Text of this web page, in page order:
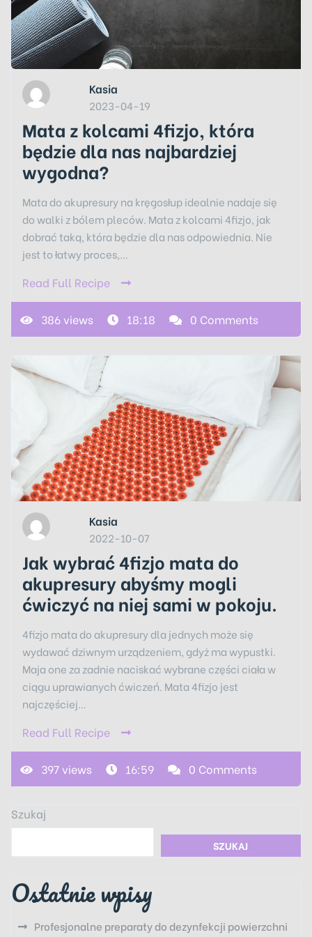
Kasia
2023-04-19
Mata z kolcami 4fizjo, która
będzie dla nas najbardziej
wygodna?
Mata do akupresury na kręgosłup idealnie nadaje się
do walki z bólem pleców. Mata z kolcami 4fizjo, jak
dobrać taką, która będzie dla nas odpowiednia. Nie
jest to łatwy proces,…
Read Full Recipe
386 views 18:18 0 Comments
Kasia
2022-10-07
Jak wybrać 4fizjo mata do
akupresury abyśmy mogli
ćwiczyć na niej sami w pokoju.
4fizjo mata do akupresury dla jednych może się
wydawać dziwnym urządzeniem, gdyż ma wypustki.
Maja one za zadnie naciskać wybrane części ciała w
ciągu uprawianych ćwiczeń. Mata 4fizjo jest
najczęściej…
Read Full Recipe
397 views 16:59 0 Comments
Szukaj
SZUKAJ
Ostatnie wpisy
Profesjonalne preparaty do dezynfekcji powierzchni